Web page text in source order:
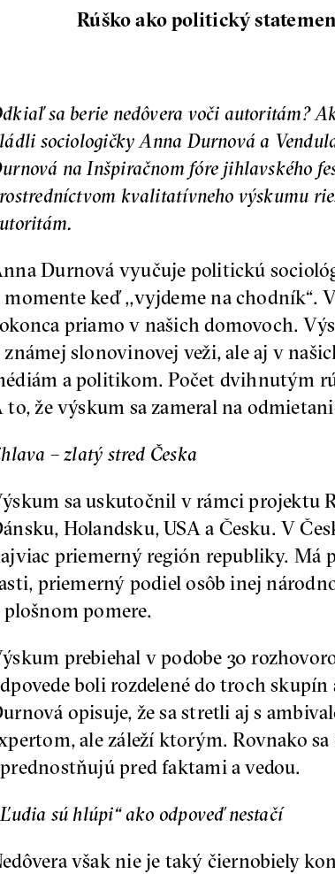
Rúško ako politický
sa berie nedôvera voči autoritám?
sociologičky Anna Durnová a
na Inšpiračnom fóre jihlavského
kvalitatívneho výskumu
Durnová vyučuje politickú
keď ,,vyjdeme na chodník“.
priamo v našich domovoch.
slonovinovej veži, ale aj v
a politikom. Počet dvihnutým
to, že výskum sa zameral na
– zlatý stred Česka
sa uskutočnil v rámci projektu
Holandsku, USA a Česku. V
priemerný región republiky. Má
priemerný podiel osôb inej
pomere.
prebiehal v podobe 30
boli rozdelené do troch
opisuje, že sa stretli aj s
ale záleží ktorým. Rovnako
pred faktami a vedou.
sú hlúpi“ ako odpoveď nestačí
však nie je taký čiernobiely